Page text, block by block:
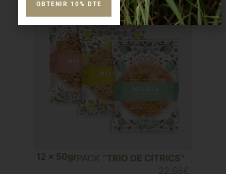
12 x 50grPACK “TRIO DE CÍTRICS“
22,68€
OBTENIR 10% DTE